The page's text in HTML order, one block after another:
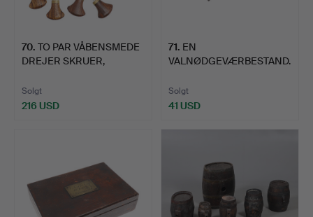
70. TO PAR VÅBENSMEDE
DREJER SKRUER,
Solgt
216 USD
71. EN
VALNØDGEVÆRBESTAND.
Solgt
41 USD